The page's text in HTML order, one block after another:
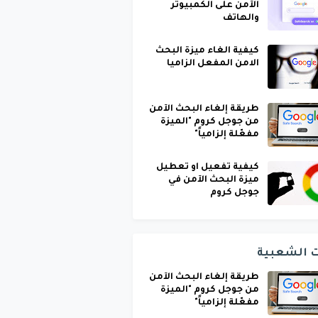
الآمن على الكمبيوتر
والهاتف
كيفية الغاء ميزة البحث
الامن المفعل الزاميا
طريقة إلغاء البحث الآمن
من جوجل كروم "الميزة
مفعّلة إلزامياً"
كيفية تفعيل او تعطيل
ميزة البحث الآمن في
جوجل كروم
الشعبية
طريقة إلغاء البحث الآمن
من جوجل كروم "الميزة
مفعّلة إلزامياً"